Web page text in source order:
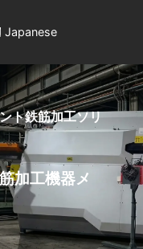
Japanese
ト鉄筋加工ソリ
加工機器メ